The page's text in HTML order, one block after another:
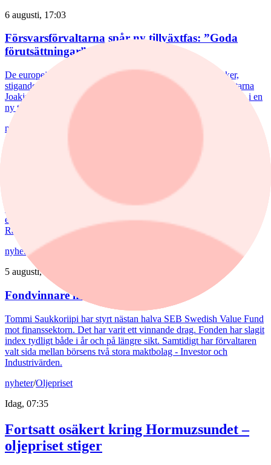
6 augusti, 17:03
Försvarsförvaltarna spår ny tillväxtfas: ”Goda
förutsättningar”
De europeiska försvarsbolagen visar rekordstora orderböcker,
stigande omsättning och förbättrade marginaler. Enligt förvaltarna
Joakim Agerback och Shayan Heidari går nu försvarssektorn in i en
ny tillväxtfas.
nyheter
Spiltan Småbolagsfond lyfte i juli – tar in
Efter en svagare utveckling hittills i år fick Spiltan Småbolagsfond
ett tydligt lyft i juli. Mips bidrog mest till uppgången, medan
RaySearch Laboratories är ett nytt innehav i fonden.
nyheter/Aktiefonder
5 augusti, 15:06
Fondvinnare med banktung portfölj
Tommi Saukkoriipi har styrt nästan halva SEB Swedish Value Fund
mot finanssektorn. Det har varit ett vinnande drag. Fonden har slagit
index tydligt både i år och på längre sikt. Samtidigt har förvaltaren
valt sida mellan börsens två stora maktbolag - Investor och
Industrivärden.
nyheter/Oljepriset
Idag, 07:35
Fortsatt osäkert kring Hormuzsundet –
oljepriset stiger